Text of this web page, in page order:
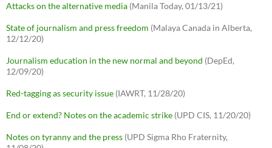
Attacks on the alternative media (Manila Today, 01/13/21)
State of journalism and press freedom (Malaya Canada in Alberta,
12/12/20)
Journalism education in the new normal and beyond (DepEd,
12/09/20)
Red-tagging as security issue (IAWRT, 11/28/20)
End or extend? Notes on the academic strike (UPD CIS, 11/20/20)
Notes on tyranny and the press (UPD Sigma Rho Fraternity,